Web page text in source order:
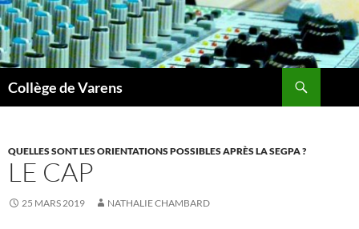
Aller
au
contenu
Collège de Varens
QUELLES SONT LES ORIENTATIONS POSSIBLES APRÈS LA SEGPA ?
LE CAP
25 MARS 2019 NATHALIE CHAMBARD